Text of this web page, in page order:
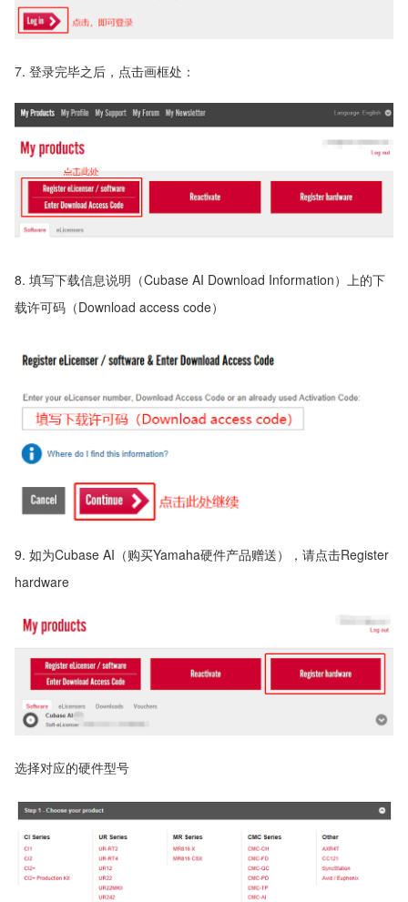
7. 登录完毕之后，点击画框处：
8. 填写下载信息说明（Cubase AI Download Information）上的下
载许可码（Download access code）
9. 如为Cubase AI（购买Yamaha硬件产品赠送），请点击Register
hardware
选择对应的硬件型号